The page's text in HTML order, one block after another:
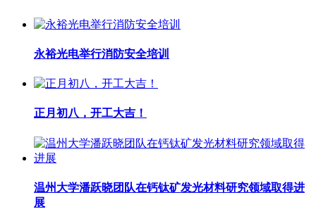
永裕光电举行消防安全培训
正月初八，开工大吉！
温州大学潘跃晓团队在钙钛矿发光材料研究领域取得进
展